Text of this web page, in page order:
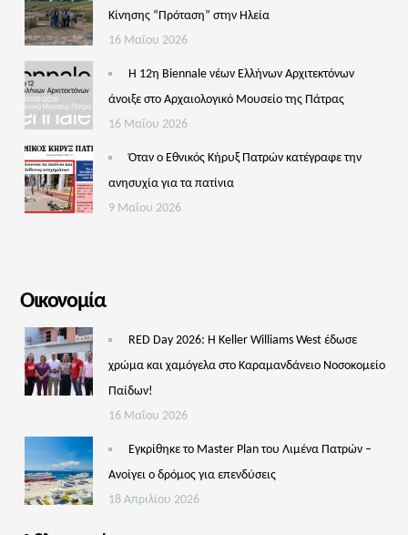
Κίνησης “Πρόταση” στην Ηλεία
16 Μαΐου 2026
Η 12η Biennale νέων Ελλήνων Αρχιτεκτόνων
άνοιξε στο Αρχαιολογικό Μουσείο της Πάτρας
16 Μαΐου 2026
Όταν ο Εθνικός Κήρυξ Πατρών κατέγραφε την
ανησυχία για τα πατίνια
9 Μαΐου 2026
Οικονομία
RED Day 2026: Η Keller Williams West έδωσε
χρώμα και χαμόγελα στο Καραμανδάνειο Νοσοκομείο
Παίδων!
16 Μαΐου 2026
Εγκρίθηκε το Master Plan του Λιμένα Πατρών –
Aνοίγει ο δρόμος για επενδύσεις
18 Απριλίου 2026